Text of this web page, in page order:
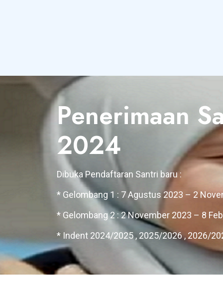
Penerimaan
2024
Dibuka Pendaftaran Santri baru :
* Gelombang 1 : 7 Agustus 2023 – 2
* Gelombang 2 : 2 November 2023 – 8
* Indent 2024/2025 , 2025/2026 , 2026/